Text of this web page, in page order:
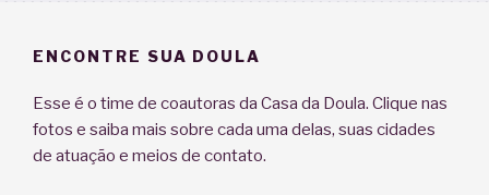
ENCONTRE SUA DOULA
Esse é o time de coautoras da Casa da Doula. Clique nas
fotos e saiba mais sobre cada uma delas, suas cidades
de atuação e meios de contato.